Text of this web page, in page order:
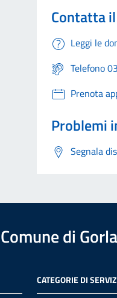
Contatta
Leggi le
Telefono
Prenota
Problemi
Segnala
Comune di
CATEGORIE DI